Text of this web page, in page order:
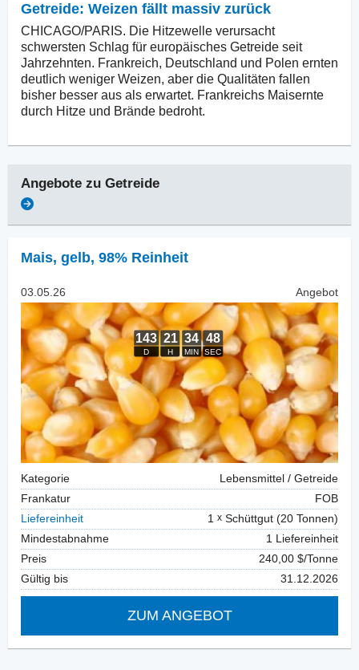
Getreide: Weizen fällt massiv zurück
CHICAGO/PARIS. Die Hitzewelle verursacht
schwersten Schlag für europäisches Getreide seit
Jahrzehnten. Frankreich, Deutschland und Polen ernten
deutlich weniger Weizen, aber die Qualitäten fallen
bisher besser aus als erwartet. Frankreichs Maisernte
durch Hitze und Brände bedroht.
Angebote zu Getreide
Mais, gelb, 98% Reinheit
03.05.26 Angebot
Kategorie
Lebensmittel / Getreide
Frankatur
FOB
Liefereinheit
1
Schüttgut (20 Tonnen)
Mindestabnahme
1 Liefereinheit
Preis
240,00 $/Tonne
Gültig bis
31.12.2026
ZUM ANGEBOT